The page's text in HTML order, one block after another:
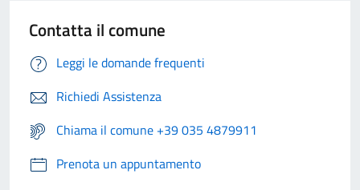
Contatta il comune
Leggi le domande frequenti
Richiedi Assistenza
Chiama il comune +39 035 4879911
Prenota un appuntamento